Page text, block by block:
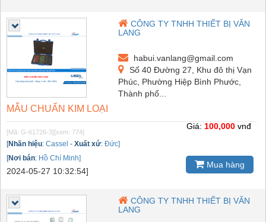
CÔNG TY TNHH THIẾT BỊ VĂN
LANG
habui.vanlang@gmail.com
Số 40 Đường 27, Khu đô thị Vạn
Phúc, Phường Hiệp Bình Phước,
Thành phố...
MẪU CHUẨN KIM LOẠI
[Mã: G-61726-3] [xem: 774]
[Nhãn hiệu: Cassel - Xuất xứ: Đức]
[Nơi bán: Hồ Chí Minh]
2024-05-27 10:32:54]
Giá: 100,000 vnđ
Mua hàng
CÔNG TY TNHH THIẾT BỊ VĂN
LANG